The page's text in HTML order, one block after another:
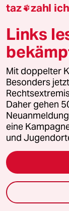
taz
Folgen Sie uns
Ressorts
Politik
Öko
Gesellschaft
Kultur
taz zahl ich
Links
Mit doppelter
Besonders
Daher gehen
eine
und